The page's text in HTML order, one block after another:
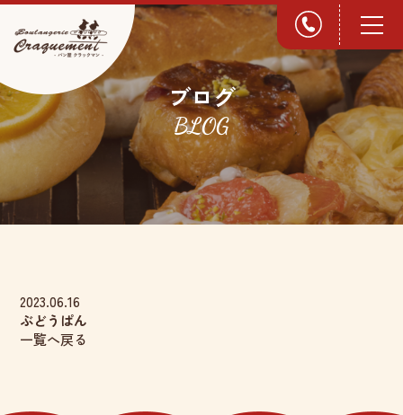
ブログ
BLOG
2023.06.16
ぶどうぱん
一覧へ戻る